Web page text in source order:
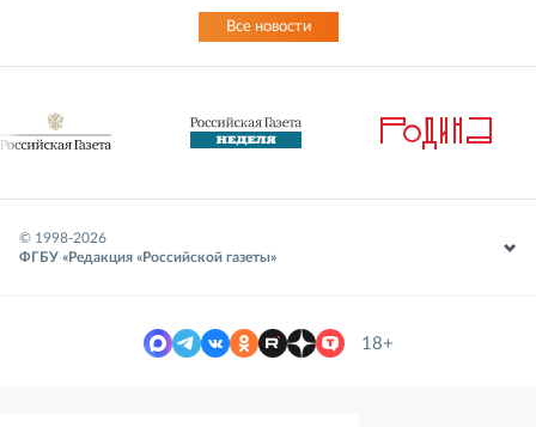
Все новости
© 1998-2026
ФГБУ «Редакция «Российской газеты»
18+